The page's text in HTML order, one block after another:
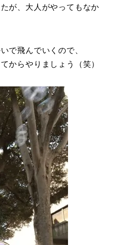
が、大人がやってもなか
で飛んでいくので、
からやりましょう（笑）